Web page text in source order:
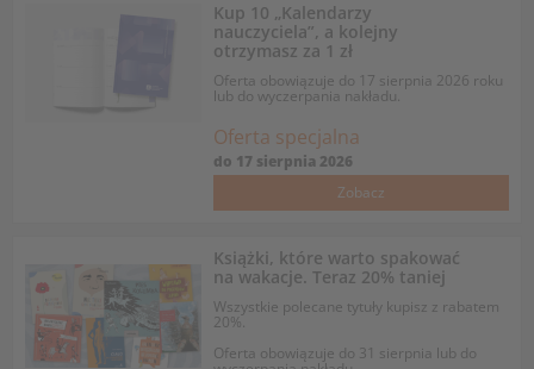
Kup 10 „Kalendarzy
nauczyciela”, a kolejny
otrzymasz za 1 zł
Oferta obowiązuje do 17 sierpnia 2026 roku
lub do wyczerpania nakładu.
Oferta specjalna
do 17 sierpnia 2026
Zobacz
Książki, które warto spakować
na wakacje. Teraz 20% taniej
Wszystkie polecane tytuły kupisz z rabatem
20%.
Oferta obowiązuje do 31 sierpnia lub do